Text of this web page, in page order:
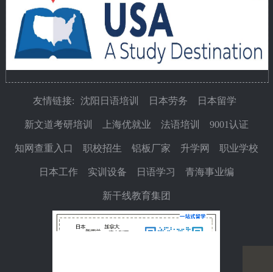
友情链接: 沈阳日语培训 日本劳务 日本留学
新文道考研培训 上海优就业 法语培训 9001认证
知网查重入口 职校招生 铝板厂家 升学网 职业学校
日本工作 实训设备 日语学习 青海事业编
新干线教育集团